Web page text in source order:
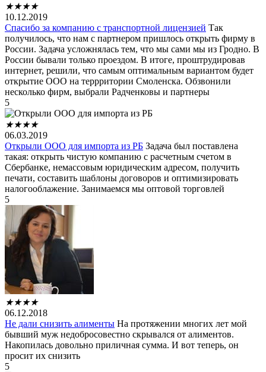
★★★★
10.12.2019
Спасибо за компанию с транспортной лицензией Так
получилось, что нам с партнером пришлось открыть фирму в
России. Задача усложнялась тем, что мы сами мы из Гродно. В
России бывали только проездом. В итоге, проштрудировав
интернет, решили, что самым оптимальным вариантом будет
открытие ООО на террритории Смоленска. Обзвонили
несколько фирм, выбрали Радченковы и партнеры
5
★★★★
06.03.2019
Открыли ООО для импорта из РБ Задача был поставлена
такая: открыть чистую компанию с расчетным счетом в
Сбербанке, немассовым юридическим адресом, получить
печати, составить шаблоны договоров и оптимизировать
налогооблажение. Занимаемся мы оптовой торговлей
5
★★★★
06.12.2018
Не дали снизить алименты На протяжении многих лет мой
бывший муж недобросовестно скрывался от алиментов.
Накопилась довольно приличная сумма. И вот теперь, он
просит их снизить
5